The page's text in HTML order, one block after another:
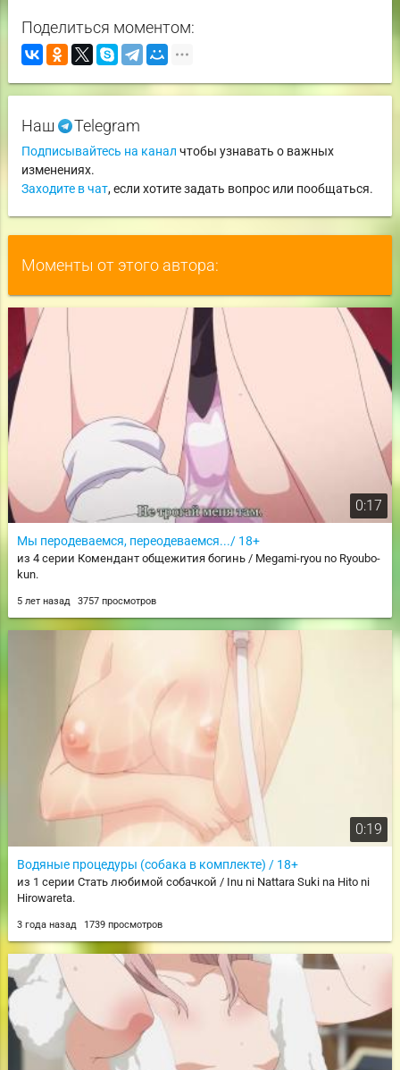
Поделиться моментом:
Наш Telegram
Подписывайтесь на канал чтобы узнавать о важных
изменениях.
Заходите в чат, если хотите задать вопрос или пообщаться.
Моменты от этого автора:
0:17
Мы перодеваемся, переодеваемся.../ 18+
из 4 серии Комендант общежития богинь / Megami-ryou no Ryoubo-
kun.
5 лет назад 3757 просмотров
0:19
Водяные процедуры (собака в комплекте) / 18+
из 1 серии Стать любимой собачкой / Inu ni Nattara Suki na Hito ni
Hirowareta.
3 года назад 1739 просмотров